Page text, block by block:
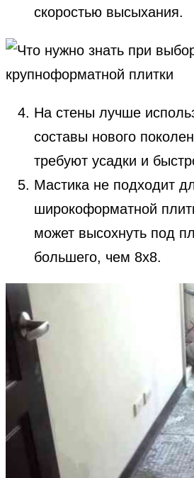
скоростью высыхания.
На стены лучше
составы нового
требуют усадки и
Мастика не подходит
широкоформатной
может высохнуть под
большего, чем 8х8.